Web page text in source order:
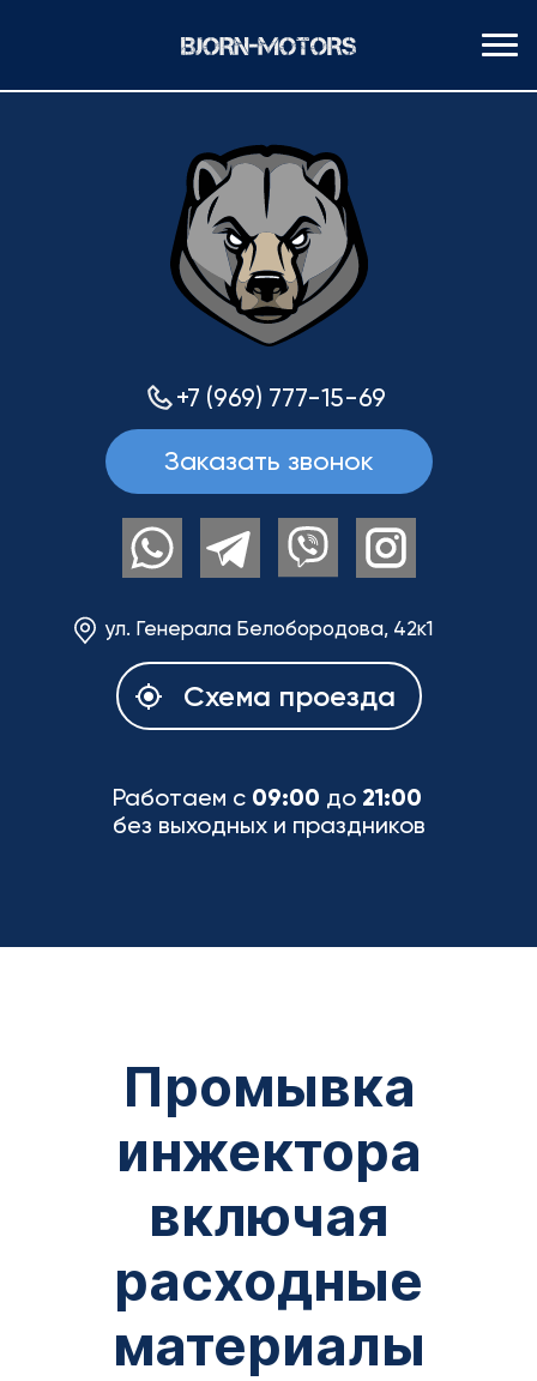
ул. Генерала Белобородова, 42к1
Схема проезда
Работаем с 09:00 до 21:00
без выходных и праздников
+7 (969) 777-15-69
Заказать звонок
Промывка
инжектора
включая
расходные
материалы